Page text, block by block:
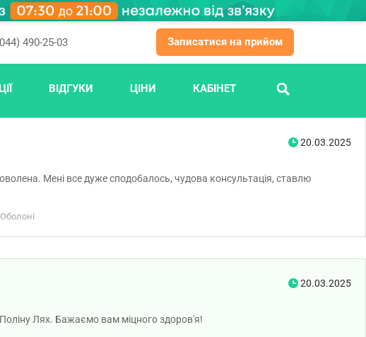
20.03.2025
Мені все дуже сподобалось, чудова консультація, ставлю
20.03.2025
Лях. Бажаємо вам міцного здоров'я!
ПОШУК
490-25-03 Записатися на прийом
ВІДГУКИ ЦІНИ КАБІНЕТ